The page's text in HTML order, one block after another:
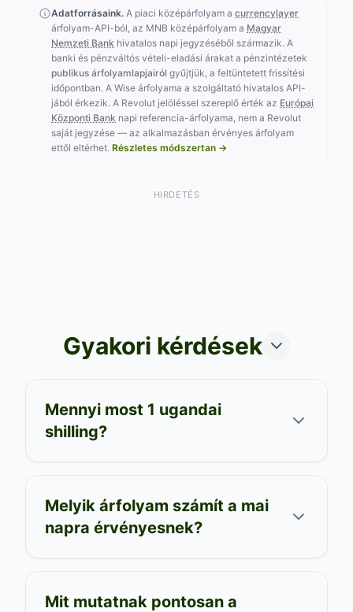
Adatforrásaink. A piaci középárfolyam a currencylayer
árfolyam-API-ból, az MNB középárfolyam a Magyar
Nemzeti Bank hivatalos napi jegyzéséből származik. A
banki és pénzváltós vételi-eladási árakat a pénzintézetek
publikus árfolyamlapjairól gyűjtjük, a feltüntetett frissítési
időpontban. A Wise árfolyama a szolgáltató hivatalos API-
jából érkezik. A Revolut jelöléssel szereplő érték az Európai
Központi Bank napi referencia-árfolyama, nem a Revolut
saját jegyzése — az alkalmazásban érvényes árfolyam
ettől eltérhet. Részletes módszertan →
HIRDETÉS
Gyakori kérdések
Mennyi most 1 ugandai
shilling?
Melyik árfolyam számít a mai
napra érvényesnek?
Mit mutatnak pontosan a